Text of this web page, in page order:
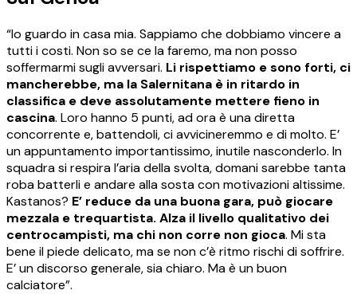
“Io guardo in casa mia. Sappiamo che dobbiamo vincere a
tutti i costi. Non so se ce la faremo, ma non posso
soffermarmi sugli avversari. Li rispettiamo e sono forti, ci
mancherebbe, ma la Salernitana è in ritardo in
classifica e deve assolutamente mettere fieno in
cascina. Loro hanno 5 punti, ad ora è una diretta
concorrente e, battendoli, ci avvicineremmo e di molto. E’
un appuntamento importantissimo, inutile nasconderlo. In
squadra si respira l’aria della svolta, domani sarebbe tanta
roba batterli e andare alla sosta con motivazioni altissime.
Kastanos? E’ reduce da una buona gara, può giocare
mezzala e trequartista. Alza il livello qualitativo dei
centrocampisti, ma chi non corre non gioca. Mi sta
bene il piede delicato, ma se non c’è ritmo rischi di soffrire.
E’ un discorso generale, sia chiaro. Ma è un buon
calciatore”.